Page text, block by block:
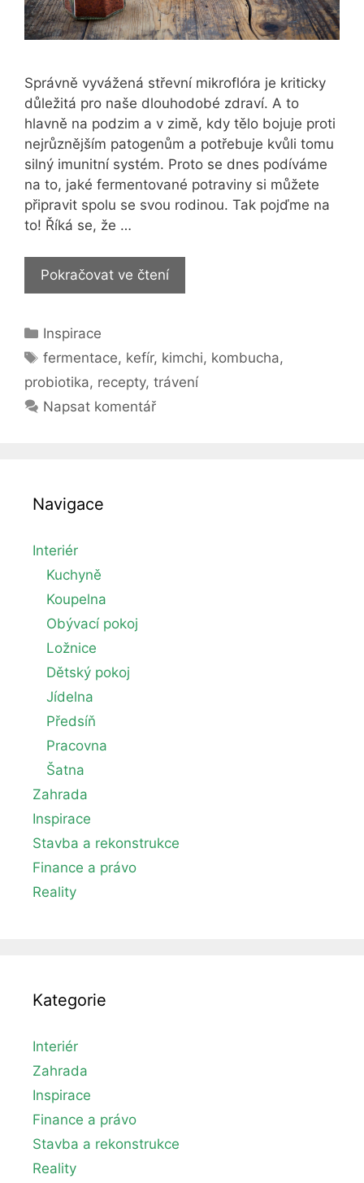
Správně vyvážená střevní mikroflóra je kriticky
důležitá pro naše dlouhodobé zdraví. A to
hlavně na podzim a v zimě, kdy tělo bojuje proti
nejrůznějším patogenům a potřebuje kvůli tomu
silný imunitní systém. Proto se dnes podíváme
na to, jaké fermentované potraviny si můžete
připravit spolu se svou rodinou. Tak pojďme na
to! Říká se, že …
Pokračovat ve čteníFermentované
potraviny
si
zdravou
Rubriky
Inspirace
Štítky
fermentace, kefír, kimchi, kombucha,
probiotika, recepty, trávení
Napsat komentář
Navigace
Interiér
Kuchyně
Koupelna
Obývací pokoj
Ložnice
Dětský pokoj
Jídelna
Předsíň
Pracovna
Šatna
Zahrada
Inspirace
Stavba a rekonstrukce
Finance a právo
Reality
Kategorie
Interiér
Zahrada
Inspirace
Finance a právo
Stavba a rekonstrukce
Reality